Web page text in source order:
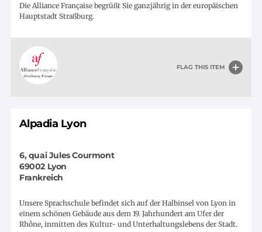
FLAG THIS ITEM
Die Alliance Française begrüßt Sie ganzjährig in der europäischen
Hauptstadt Straßburg.
Alpadia Lyon
6, quai Jules Courmont
69002 Lyon
Frankreich
Unsere Sprachschule befindet sich auf der Halbinsel von Lyon in
einem schönen Gebäude aus dem 19. Jahrhundert am Ufer der
Rhône, inmitten des Kultur- und Unterhaltungslebens der Stadt.